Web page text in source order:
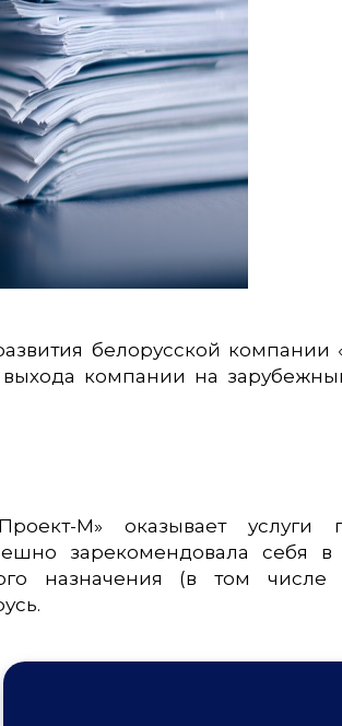
белорусской компании
выхода компании на
М» оказывает услуги
зарекомендовала себя в
назначения (в том числе